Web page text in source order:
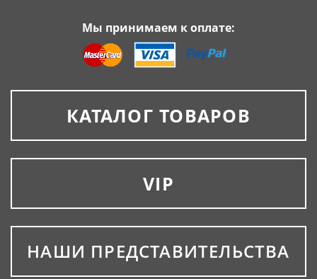
Мы принимаем к оплате:
КАТАЛОГ ТОВАРОВ
VIP
НАШИ ПРЕДСТАВИТЕЛЬСТВА